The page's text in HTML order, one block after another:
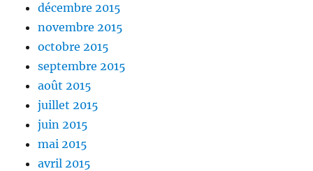
décembre 2015
novembre 2015
octobre 2015
septembre 2015
août 2015
juillet 2015
juin 2015
mai 2015
avril 2015